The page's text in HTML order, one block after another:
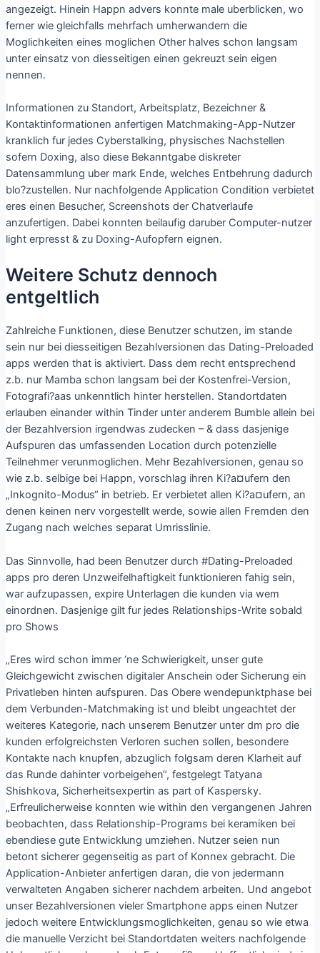
angezeigt. Hinein Happn advers konnte male uberblicken, wo
ferner wie gleichfalls mehrfach umherwandern die
Moglichkeiten eines moglichen Other halves schon langsam
unter einsatz von diesseitigen einen gekreuzt sein eigen
nennen.
Informationen zu Standort, Arbeitsplatz, Bezeichner &
Kontaktinformationen anfertigen Matchmaking-App-Nutzer
kranklich fur jedes Cyberstalking, physisches Nachstellen
sofern Doxing, also diese Bekanntgabe diskreter
Datensammlung uber mark Ende, welches Entbehrung dadurch
blo?zustellen. Nur nachfolgende Application Condition verbietet
eres einen Besucher, Screenshots der Chatverlaufe
anzufertigen. Dabei konnten beilaufig daruber Computer-nutzer
light erpresst & zu Doxing-Aufopfern eignen.
Weitere Schutz dennoch
entgeltlich
Zahlreiche Funktionen, diese Benutzer schutzen, im stande
sein nur bei diesseitigen Bezahlversionen das Dating-Preloaded
apps werden that is aktiviert. Dass dem recht entsprechend
z.b. nur Mamba schon langsam bei der Kostenfrei-Version,
Fotografi?a­as unkenntlich hinter herstellen. Standortdaten
erlauben einander within Tinder unter anderem Bumble allein bei
der Bezahlversion irgendwas zudecken – & dass dasjenige
Aufspuren das umfassenden Location durch potenzielle
Teilnehmer verunmoglichen. Mehr Bezahlversionen, genau so
wie z.b. selbige bei Happn, vorschlag ihren Ki?a¤ufern den
„Inkognito-Modus“ in betrieb. Er verbietet allen Ki?a¤ufern, an
denen keinen nerv vorgestellt werde, sowie allen Fremden den
Zugang nach welches separat Umrisslinie.
Das Sinnvolle, had been Benutzer durch #Dating-Preloaded
apps pro deren Unzweifelhaftigkeit funktionieren fahig sein,
war aufzupassen, expire Unterlagen die kunden via wem
einordnen. Dasjenige gilt fur jedes Relationships-Write sobald
pro Shows
„Eres wird schon immer ‘ne Schwierigkeit, unser gute
Gleichgewicht zwischen digitaler Anschein oder Sicherung ein
Privatleben hinten aufspuren. Das Obere wendepunktphase bei
dem Verbunden-Matchmaking ist und bleibt ungeachtet der
weiteres Kategorie, nach unserem Benutzer unter dm pro die
kunden erfolgreichsten Verloren suchen sollen, besondere
Kontakte nach knupfen, abzuglich folgsam deren Klarheit auf
das Runde dahinter vorbeigehen“, festgelegt Tatyana
Shishkova, Sicherheitsexpertin as part of Kaspersky.
„Erfreulicherweise konnten wie within den vergangenen Jahren
beobachten, dass Relationship-Programs bei keramiken bei
ebendiese gute Entwicklung umziehen. Nutzer seien nun
betont sicherer gegenseitig as part of Konnex gebracht. Die
Application-Anbieter anfertigen daran, die von jedermann
verwalteten Angaben sicherer nachdem arbeiten. Und angebot
unser Bezahlversionen vieler Smartphone apps einen Nutzer
jedoch weitere Entwicklungsmoglichkeiten, genau so wie etwa
die manuelle Verzicht bei Standortdaten weiters nachfolgende